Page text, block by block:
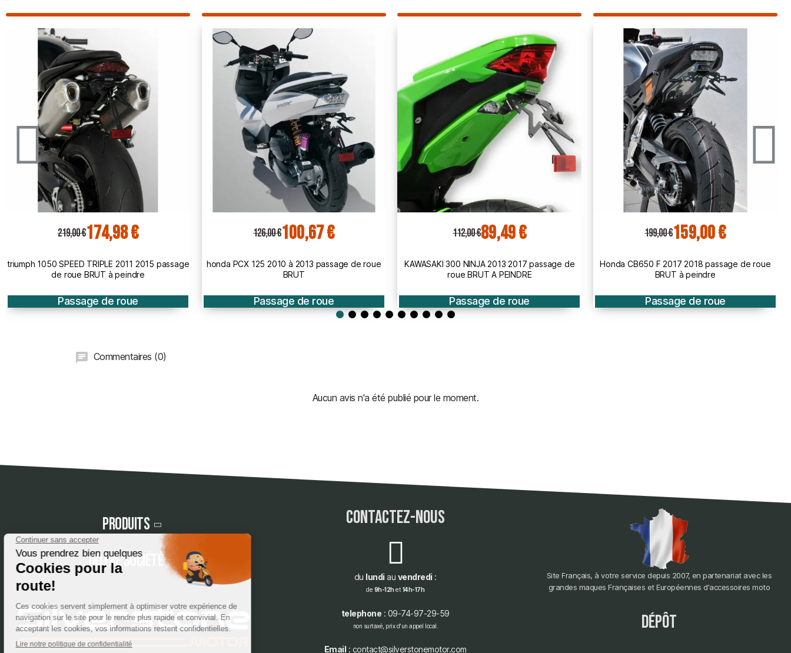
126,00 €100,67 €
honda PCX 125 2010 à 2013 passage de roue
BRUT
Passage de roue
112,00 €89,49 €
KAWASAKI 300 NINJA 2013 2017 passage de
roue BRUT A PEINDRE
Passage de roue
199,00 €159,00 €
Honda CB650 F 2017 2018 passage de roue
BRUT à peindre
Passage de roue
184,00 €147,02 €
honda CB 500 F 2013 2015 passage de roue
BRUT
Passage de roue
Commentaires (0)
Aucun avis n'a été publié pour le moment.
Produits
Notre société
contactez-nous
du lundi au vendredi :
de 9h-12het 14h-17h
telephone : 09-74-97-29-59
non surtaxé, prix d'un appel local.
Email : contact@silverstonemotor.com
Site Français, à votre service depuis 2007, en partenariat avec les
grandes maques Françaises et Européennes d'accessoires moto
dépôt